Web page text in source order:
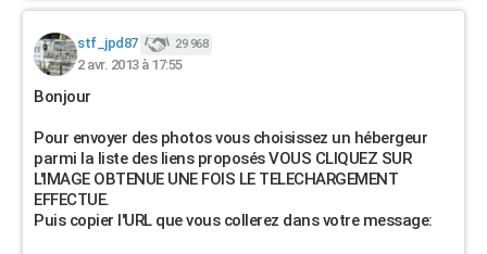
stf_jpd87 29 968
2 avr. 2013 à 17:55
Bonjour
Pour envoyer des photos vous choisissez un hébergeur
parmi la liste des liens proposés VOUS CLIQUEZ SUR
L'IMAGE OBTENUE UNE FOIS LE TELECHARGEMENT
EFFECTUE.
Puis copier l'URL que vous collerez dans votre message: